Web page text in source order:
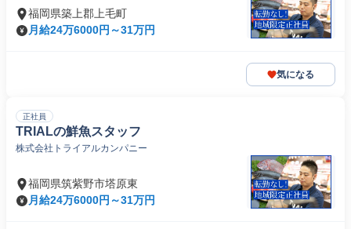
福岡県築上郡上毛町
月給24万6000円～31万円
気になる
正社員
TRIALの鮮魚スタッフ
株式会社トライアルカンパニー
福岡県筑紫野市塔原東
月給24万6000円～31万円